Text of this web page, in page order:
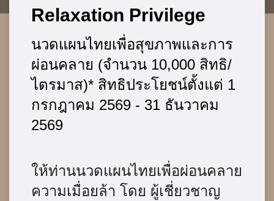
Relaxation Privilege
นวดแผนไทยเพื่อสุขภาพและการ
ผ่อนคลาย (จำนวน 10,000 สิทธิ/
ไตรมาส)* สิทธิประโยชน์ตั้งแต่ 1
กรกฎาคม 2569 - 31 ธันวาคม
2569
ให้ท่านนวดแผนไทยเพื่อผ่อนคลาย
ความเมื่อยล้า โดย ผู้เชี่ยวชาญ